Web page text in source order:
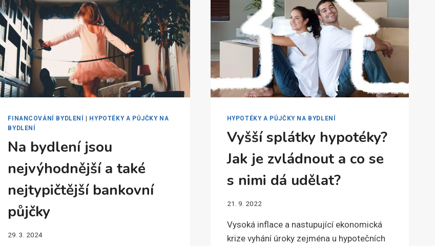
FINANCOVÁNÍ BYDLENÍ
HYPOTÉKY A PŮJČKY NA
BYDLENÍ
Na bydlení jsou
nejvýhodnější a také
nejtypičtější bankovní
půjčky
29. 3. 2024
HYPOTÉKY A PŮJČKY NA BYDLENÍ
Vyšší splátky hypotéky?
Jak je zvládnout a co se
s nimi dá udělat?
21. 9. 2022
Vysoká inflace a nastupující ekonomická
krize vyhání úroky zejména u hypotečních